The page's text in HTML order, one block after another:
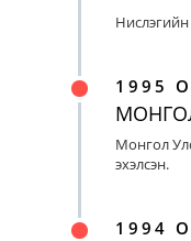
1995
Монгол
эхэлсэн.
1994